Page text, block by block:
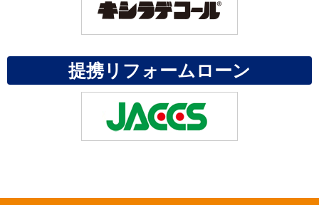
提携リフォームローン